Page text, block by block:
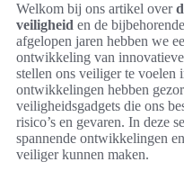
Welkom bij ons artikel over
veiligheid en de bijbehorende
afgelopen jaren hebben we
ontwikkeling van
stellen ons veiliger te voelen
ontwikkelingen hebben
veiligheidsgadgets die ons
risico’s en gevaren. In deze
spannende ontwikkelingen
veiliger kunnen maken.